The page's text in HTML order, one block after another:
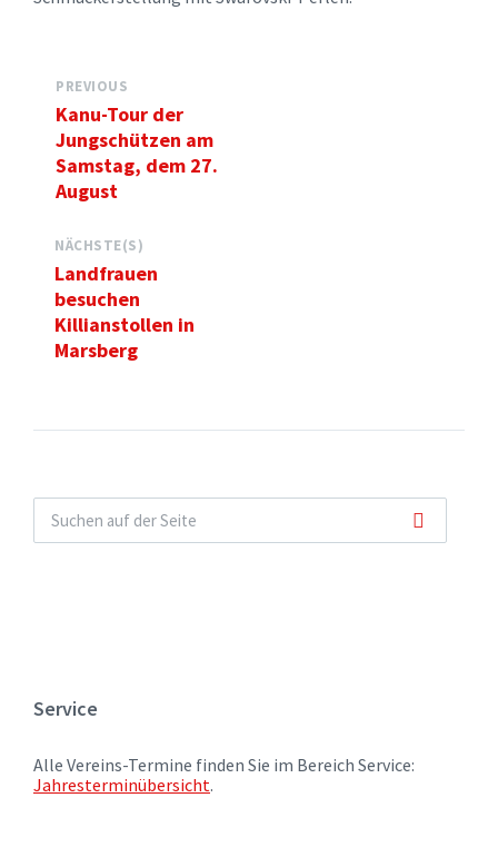
PREVIOUS
Kanu-Tour der
Jungschützen am
Samstag, dem 27.
August
NÄCHSTE(S)
Landfrauen
besuchen
Killianstollen in
Marsberg
Service
Alle Vereins-Termine finden Sie im Bereich Service:
Jahresterminübersicht.